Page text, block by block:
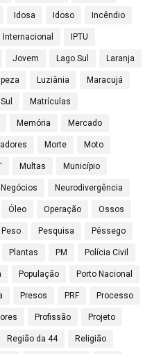
Idosa Idoso Incêndio
Internacional IPTU
Jovem Lago Sul Laranja
Luziânia Maracujá
Matrículas
Memória Mercado
Morte Moto
Multas Município
Negócios Neurodivergência
Óleo Operação Ossos
Peso Pesquisa Pêssego
Plantas PM Polícia Civil
População Porto Nacional
Presos PRF Processo
Profissão Projeto
Região da 44 Religião